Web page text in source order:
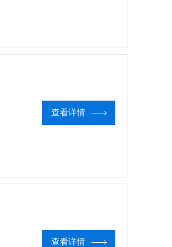
查看详情
查看详情